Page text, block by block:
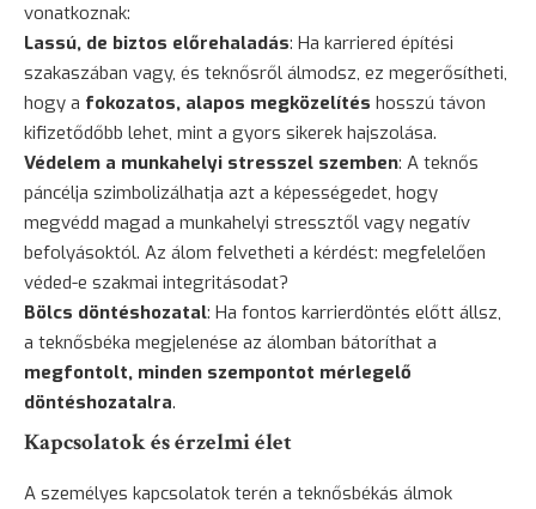
vonatkoznak:
Lassú, de biztos előrehaladás: Ha karriered építési
szakaszában vagy, és teknősről álmodsz, ez megerősítheti,
hogy a fokozatos, alapos megközelítés hosszú távon
kifizetődőbb lehet, mint a gyors sikerek hajszolása.
Védelem a munkahelyi stresszel szemben: A teknős
páncélja szimbolizálhatja azt a képességedet, hogy
megvédd magad a munkahelyi stressztől vagy negatív
befolyásoktól. Az álom felvetheti a kérdést: megfelelően
véded-e szakmai integritásodat?
Bölcs döntéshozatal: Ha fontos karrierdöntés előtt állsz,
a teknősbéka megjelenése az álomban bátoríthat a
megfontolt, minden szempontot mérlegelő
döntéshozatalra.
Kapcsolatok és érzelmi élet
A személyes kapcsolatok terén a teknősbékás álmok